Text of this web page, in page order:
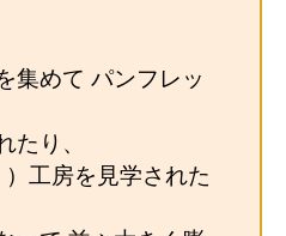
集めて パンフレッ
たり、
）工房を見学された